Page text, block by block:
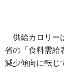
供給カロリー
省の「食料需給
減少傾向に転じ